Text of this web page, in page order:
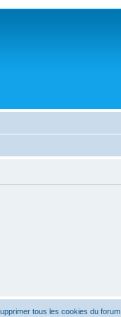
tous les cookies du forum